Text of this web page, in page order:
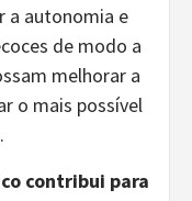
a autonomia e
de modo a
melhorar a
o mais possível
contribui para